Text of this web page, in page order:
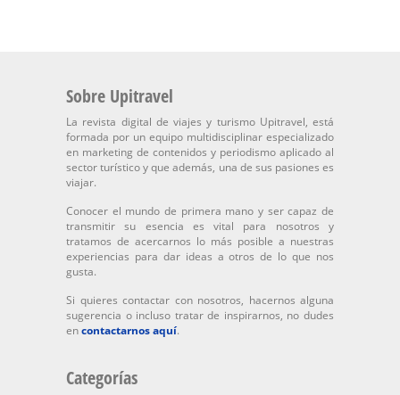
Sobre Upitravel
La revista digital de viajes y turismo Upitravel, está
formada por un equipo multidisciplinar especializado
en marketing de contenidos y periodismo aplicado al
sector turístico y que además, una de sus pasiones es
viajar.
Conocer el mundo de primera mano y ser capaz de
transmitir su esencia es vital para nosotros y
tratamos de acercarnos lo más posible a nuestras
experiencias para dar ideas a otros de lo que nos
gusta.
Si quieres contactar con nosotros, hacernos alguna
sugerencia o incluso tratar de inspirarnos, no dudes
encontactarnos aquí.
Categorías